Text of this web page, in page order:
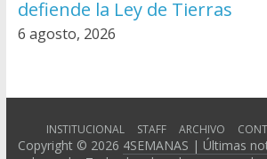
defiende la Ley de Tierras
6 agosto, 2026
INSTITUCIONAL STAFF ARCHIVO
Copyright © 2026 4SEMANAS | Últimas